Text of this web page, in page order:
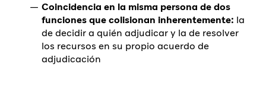
Coincidencia en la misma persona de dos
funciones que colisionan inherentemente: la
de decidir a quién adjudicar y la de resolver
los recursos en su propio acuerdo de
adjudicación